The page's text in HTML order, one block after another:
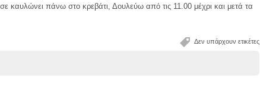
καυλώνει πάνω στο κρεβάτι, Δουλεύω από τις 11.00 μέχρι και μετά τα
Δεν υπάρχουν ετικέτες